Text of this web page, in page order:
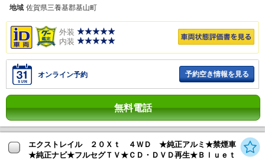
地域 佐賀県三養基郡基山町
外装
内装
オンライン予約 予約空き情報を見る
無料電話
エクストレイル ２０Ｘｔ ４ＷＤ ★純正アルミ★禁煙車
★純正ナビ★フルセグＴＶ★ＣＤ・ＤＶＤ再生★Ｂｌｕｅｔ